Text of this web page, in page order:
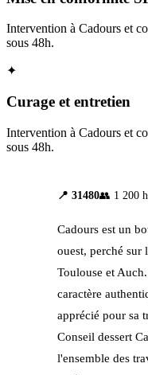
Intervention à Cadours et
sous 48h.
✦
Curage et entretien
Intervention à Cadours et
sous 48h.
📍 31480👥 1 200
Cadours est un
ouest, perché sur
Toulouse et
caractère
apprécié pour sa
Conseil dessert
l'ensemble des